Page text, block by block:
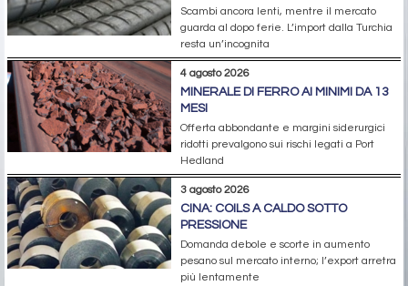
Scambi ancora lenti, mentre il mercato
guarda al dopo ferie. L’import dalla Turchia
resta un’incognita
4 agosto 2026
MINERALE DI FERRO AI MINIMI DA 13
MESI
Offerta abbondante e margini siderurgici
ridotti prevalgono sui rischi legati a Port
Hedland
3 agosto 2026
CINA: COILS A CALDO SOTTO
PRESSIONE
Domanda debole e scorte in aumento
pesano sul mercato interno; l’export arretra
più lentamente